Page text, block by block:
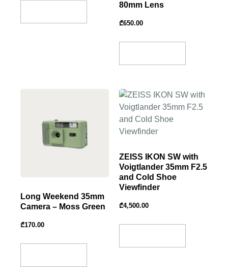
80mm Lens
₾650.00
Long Weekend 35mm
Camera – Moss Green
₾170.00
ZEISS IKON SW with
Voigtlander 35mm F2.5
and Cold Shoe
Viewfinder
₾4,500.00